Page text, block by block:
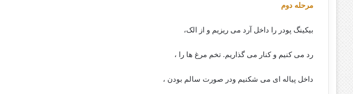
مرحله دوم
بیکینگ پودر را داخل آرد می ریزیم و از الک،
رد می کنیم و کنار می گذاریم. تخم مرغ ها را ،
داخل پیاله ای می شکنیم ودر صورت سالم بودن ،